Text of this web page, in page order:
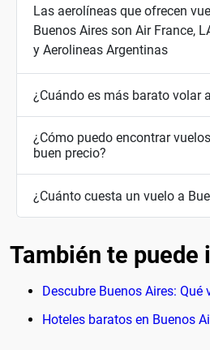
Las aerolíneas que ofrecen
Buenos Aires son Air France,
y Aerolineas Argentinas
¿Cuándo es más barato volar
¿Cómo puedo encontrar
buen precio?
¿Cuánto cuesta un vuelo a
También te puede
Descubre Buenos Aires: Qué
Hoteles baratos en Buenos